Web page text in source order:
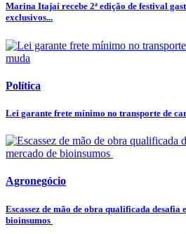
Marina Itajaí recebe 2ª edição de festival
exclusivos...
Política
Lei garante frete mínimo no transporte de
Agronegócio
Escassez de mão de obra qualificada desafia
bioinsumos